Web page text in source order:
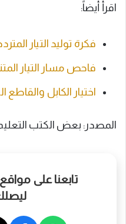
اقرأ أيضاً:
فكرة توليد التيار
فاحص مسار التيار
اختيار الكابل والقاطع
المصدر: بعض الكتب
تابعنا على